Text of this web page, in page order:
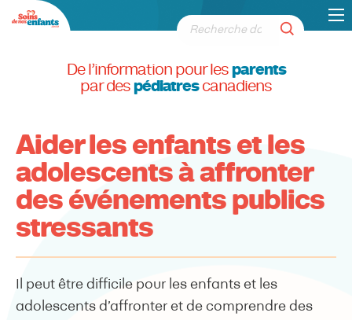
De l’information pour les parents
par des pédiatrescanadiens
Aider les enfants et les
adolescents à affronter
des événements publics
stressants
Il peut être difficile pour les enfants et les
adolescents d’affronter et de comprendre des